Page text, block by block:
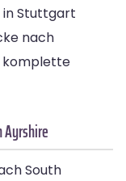
in Stuttgart
nach
komplette
Ayrshire
South